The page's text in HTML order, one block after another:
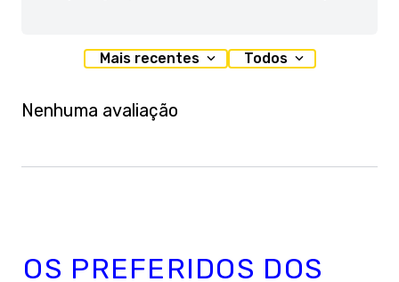
Mais recentes Todos
Nenhuma avaliação
OS PREFERIDOS DOS